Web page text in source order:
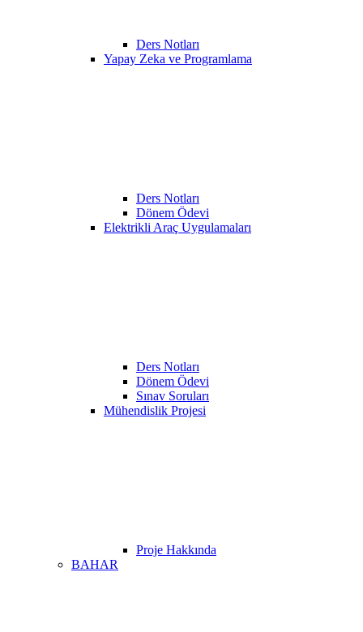
Ders Notları
Yapay Zeka ve Programlama
Ders Notları
Dönem Ödevi
Elektrikli Araç Uygulamaları
Ders Notları
Dönem Ödevi
Sınav Soruları
Mühendislik Projesi
Proje Hakkında
BAHAR